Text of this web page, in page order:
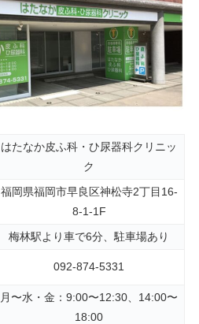
はたなか皮ふ科・ひ尿器科クリニッ
ク
福岡県福岡市早良区神松寺2丁目16-
8-1-1F
梅林駅より車で6分、駐車場あり
092-874-5331
月〜水 ・金：9:00〜12:30、14:00〜
18:00